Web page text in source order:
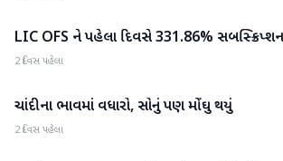
બિઝનેસ
LIC OFS ને પહેલા દિવસે 331.86%
2 દિવસ પહેલા
બિઝનેસ
ચાંદીના ભાવમાં વધારો, સોનું પણ મોંઘુ થયું
2 દિવસ પહેલા